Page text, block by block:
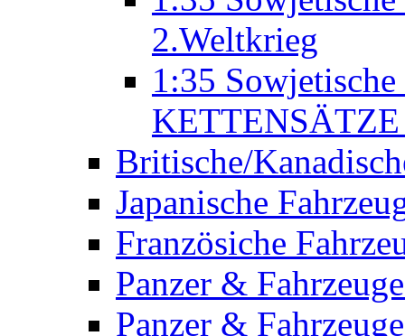
2.Weltkrieg
1:35
Britische/
Japanische
Französiche
Panzer &
Panzer &